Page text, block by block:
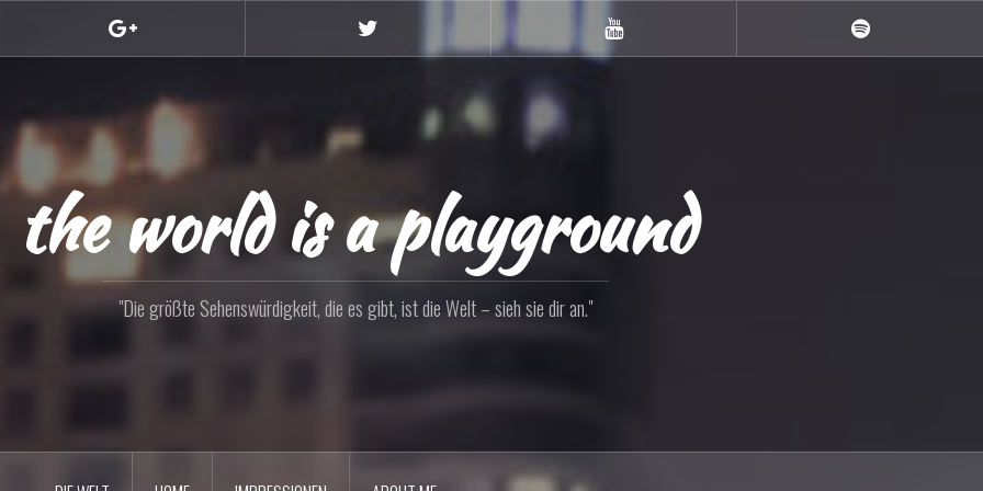
YouTube
the world is a playground
"Die größte Sehenswürdigkeit, die es gibt, ist die Welt – sieh sie dir an."